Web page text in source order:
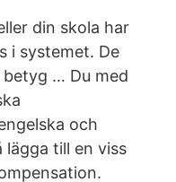
din skola har
i systemet. De
… Du med
och
till en viss